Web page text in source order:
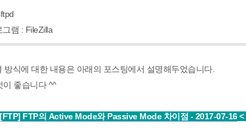
램 : FileZilla
방식에 대한 내용은 아래의 포스팅에서 설명해두었습니다.
이 좋습니다 ^^
[FTP] FTP의 Active Mode와 Passive Mode 차이점 - 2017-07-16<